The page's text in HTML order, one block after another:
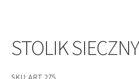
STOLIK
SKU: ART 275